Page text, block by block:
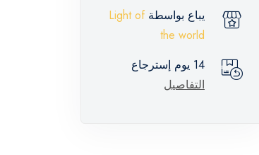
يباع بواسطة Light of
the world
14 يوم إسترجاع
التفاصيل